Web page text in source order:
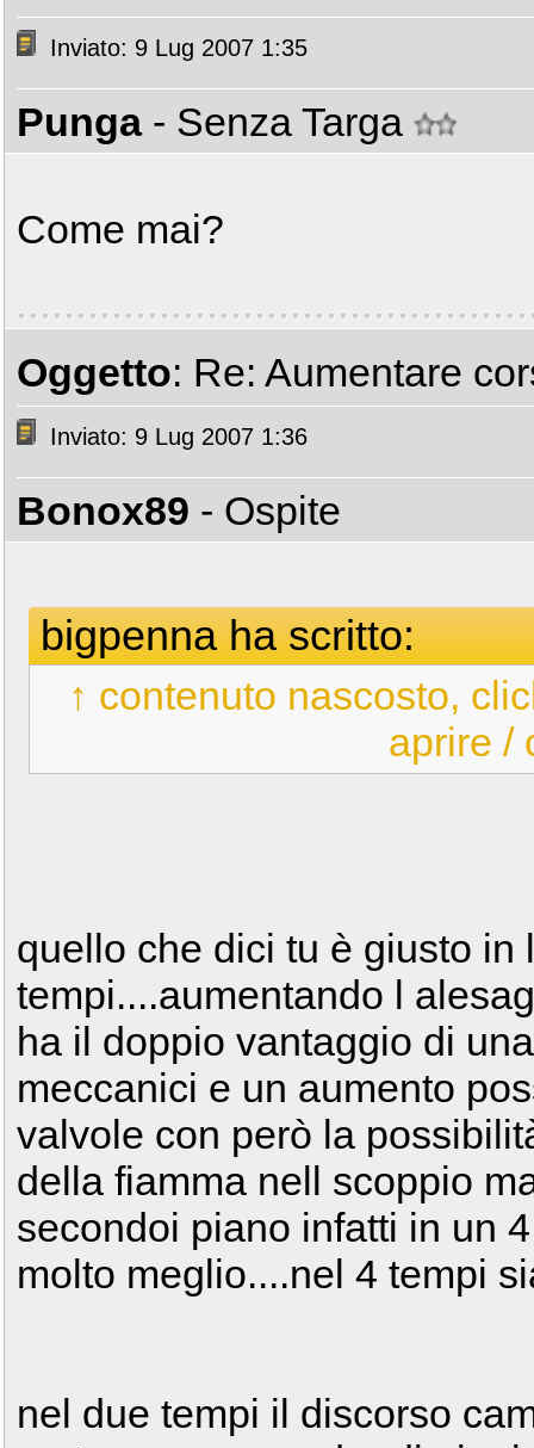
Inviato: 9 Lug 2007 1:35
Punga - Senza Targa
Come mai?
Oggetto: Re: Aumentare
Inviato: 9 Lug 2007 1:36
Bonox89 - Ospite
bigpenna ha scritto:
↑ contenuto nascosto,
aprire /
quello che dici tu è giusto
tempi....aumentando l
ha il doppio vantaggio di
meccanici e un aumento
valvole con però la
della fiamma nell scoppio
secondoi piano infatti in un
molto meglio....nel 4 tempi
nel due tempi il discorso